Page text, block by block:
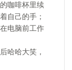
咖啡杯里续
自己的手；
电脑前工作
哈哈大笑，